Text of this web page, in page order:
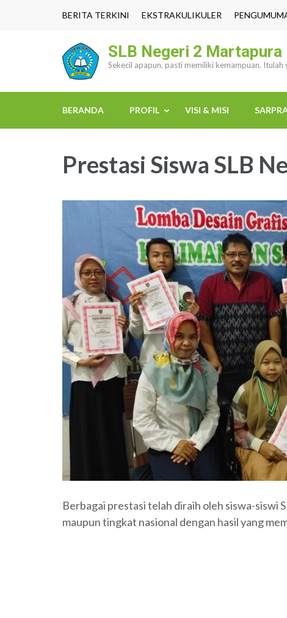
BERITA TERKINI EKSTRAKULIKULER
SLB Negeri 2 Martapura
Sekecil apapun, pasti memiliki kemampuan.
BERANDA PROFIL VISI & MISI
Prestasi Siswa SLB
Berbagai prestasi telah diraih oleh siswa-siswi
maupun tingkat nasional dengan hasil yang